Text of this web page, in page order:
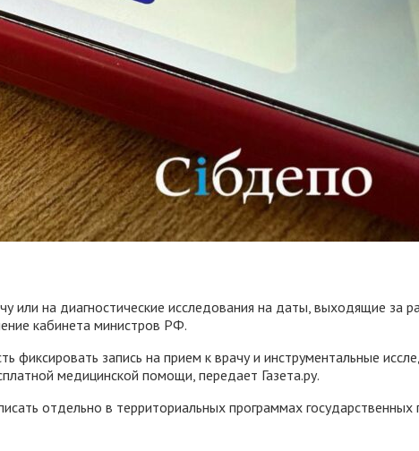
или на диагностические исследования на даты, выходящие
кабинета министров РФ.
фиксировать запись на прием к врачу и инструментальные
медицинской помощи, передает Газета.ру.
отдельно в территориальных программах